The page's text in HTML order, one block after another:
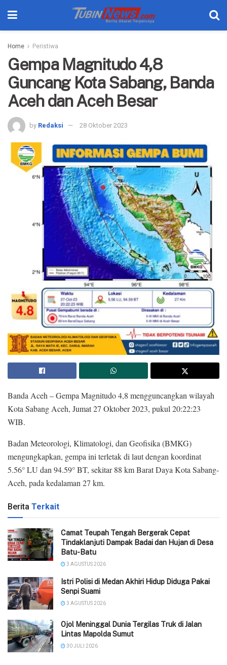
Home Peristiwa
Gempa Magnitudo 4,8
Guncang Kota Sabang, Banda
Aceh dan Aceh Besar
by Redaksi 28 Oktober 2023
Banda Aceh – Gempa Magnitudo 4,8 mengguncangkan wilayah
Kota Sabang Aceh, Jumat 27 Oktober 2023, pukul 20:22:23
WIB.
Badan Meteorologi, Klimatologi, dan Geofisika (BMKG)
mengungkapkan, gempa ini terletak di laut dengan koordinat
5.56° LU dan 94.59° BT, sekitar 88 km Barat Daya Kota Sabang-
Aceh, pada kedalaman 27 km.
Berita Terkait
Camat Teupah Tengah Bergerak Cepat
Tindaklanjuti Dampak Badai dan Hujan di Desa
Batu-Batu
3 AGUSTUS 2026
‎Istri Polisi di Medan Akhiri Hidup Diduga Pakai
Senpi Suami
3 AGUSTUS 2026
Ojol Meninggal Dunia Tergilas Truk di Jalan
Lintas Mapolda Sumut
30 JULI 2026